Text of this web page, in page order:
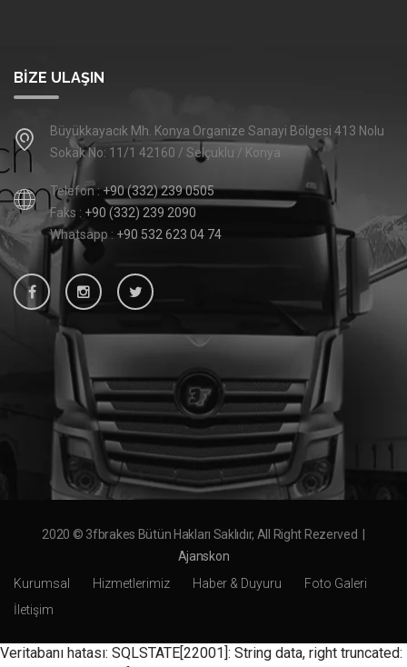
BIZE ULAŞIN
Büyükkayacık Mh. Konya Organize Sanayi Bölgesi 413 Nolu
Sokak No: 11/1 42160 / Selçuklu / Konya
Telefon :+90 (332) 239 0505
Faks : +90 (332) 239 2090
Whatsapp : +90 532 623 04 74
2020 © 3fbrakes Bütün Hakları Saklıdır, All Right Rezerved |
Ajanskon
Kurumsal
Hizmetlerimiz Haber & Duyuru
Foto Galeri
İletişim
Veritabanı hatası: SQLSTATE[22001]: String data, right truncated: